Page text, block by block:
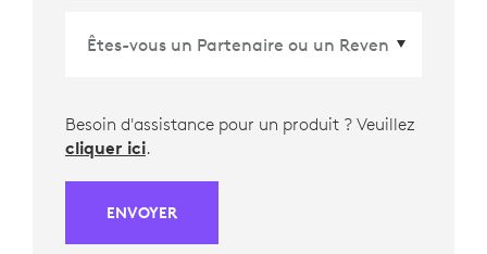
Besoin d'assistance pour un produit ? Veuillez
cliquer ici.
ENVOYER